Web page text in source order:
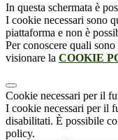
In questa schermata è
I cookie necessari sono
piattaforma e non è
Per conoscere quali
visionare la COOKIE
Cookie necessari per il
I cookie necessari per il
disabilitati. È possibile
policy.